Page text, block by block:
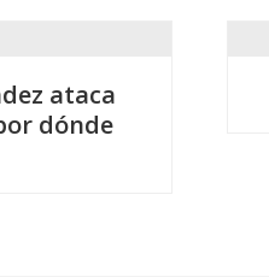
ataca
dónde